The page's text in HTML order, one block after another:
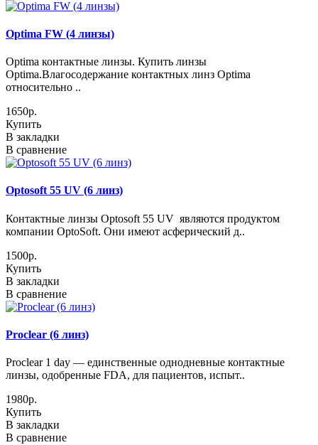
Optima FW (4 линзы)
Optima контактные линзы. Купить линзы
Optima.Влагосодержание контактных линз Optima
относительно ..
1650р.
Купить
В закладки
В сравнение
Optosoft 55 UV (6 линз)
Контактные линзы Optosoft 55 UV являются продуктом
компании OptoSoft. Они имеют асферический д..
1500р.
Купить
В закладки
В сравнение
Proclear (6 линз)
Proclear 1 day — единственные однодневные контактные
линзы, одобренные FDA, для пациентов, испыт..
1980р.
Купить
В закладки
В сравнение